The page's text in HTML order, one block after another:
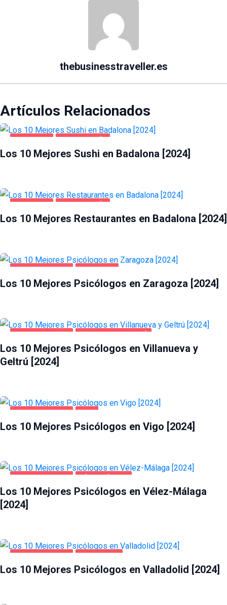
thebusinesstraveller.es
Artículos Relacionados
Los 10 Mejores Sushi en Badalona [2024]
Los 10 Mejores Restaurantes en Badalona [2024]
Los 10 Mejores Psicólogos en Zaragoza [2024]
Los 10 Mejores Psicólogos en Villanueva y
Geltrú [2024]
Los 10 Mejores Psicólogos en Vigo [2024]
Los 10 Mejores Psicólogos en Vélez-Málaga
[2024]
Los 10 Mejores Psicólogos en Valladolid [2024]